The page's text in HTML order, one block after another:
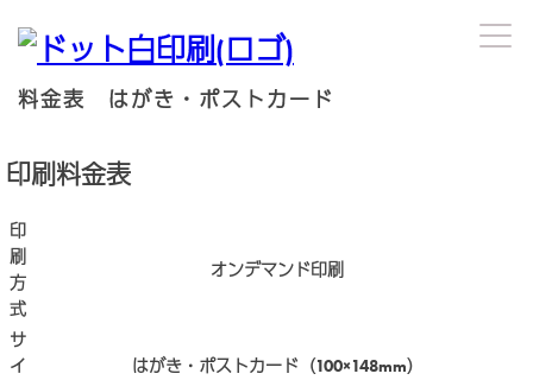
料金表 はがき・ポストカード
印刷料金表
印
刷
方
式
オンデマンド印刷
サ
イ
はがき・ポストカード（100×148mm）